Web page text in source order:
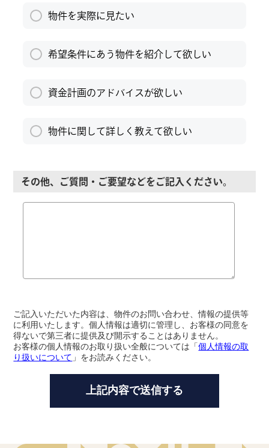
物件を実際に見たい
希望条件にあう物件を紹介して欲しい
資金計画のアドバイスが欲しい
物件に関して詳しく教えて欲しい
その他、ご質問・ご要望などをご記入ください。
ご記入いただいた内容は、物件のお問い合わせ、情報の提供等
に利用いたします。個人情報は適切に管理し、お客様の同意を
得ないで第三者に提供及び開示することはありません。
お客様の個人情報のお取り扱い全般については「個人情報の取
り扱いについて 」をお読みください。